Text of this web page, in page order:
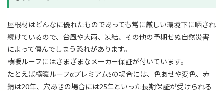
屋根材はどんなに優れたものであっても常に厳しい環境下に晒され
続けているので、台風や大雨、凍結、その他の予期せぬ自然災害
によって傷んでしまう恐れがあります。
横暖ルーフにはさまざまなメーカー保証が付いています。
たとえば横暖ルーフαプレミアムSの場合には、色あせや変色、赤
錆は20年、穴あきの場合には25年といった長期保証が受けられる